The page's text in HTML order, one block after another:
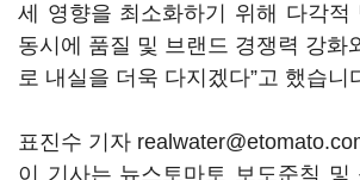
세 영향을 최소화하기 위해 다각적
동시에 품질 및 브랜드 경쟁력 강화
로 내실을 더욱 다지겠다”고 했습니
표진수 기자
이 기사는 뉴스토마토 보도준칙 및